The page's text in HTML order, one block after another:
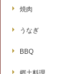
焼肉
うなぎ
BBQ